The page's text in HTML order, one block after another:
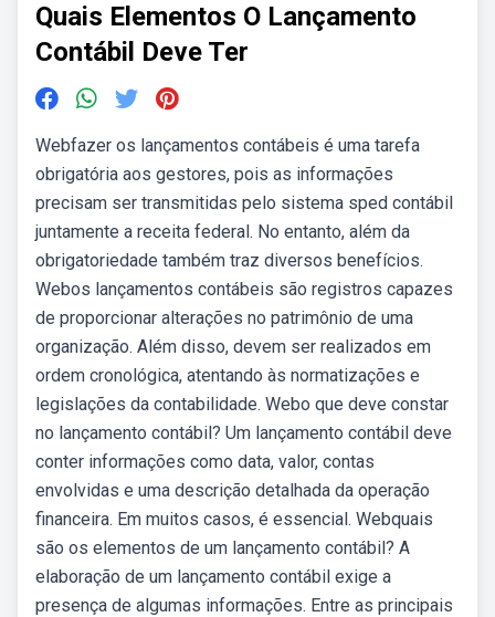
Quais Elementos O Lançamento
Contábil Deve Ter
Webfazer os lançamentos contábeis é uma tarefa
obrigatória aos gestores, pois as informações
precisam ser transmitidas pelo sistema sped contábil
juntamente a receita federal. No entanto, além da
obrigatoriedade também traz diversos benefícios.
Webos lançamentos contábeis são registros capazes
de proporcionar alterações no patrimônio de uma
organização. Além disso, devem ser realizados em
ordem cronológica, atentando às normatizações e
legislações da contabilidade. Webo que deve constar
no lançamento contábil? Um lançamento contábil deve
conter informações como data, valor, contas
envolvidas e uma descrição detalhada da operação
financeira. Em muitos casos, é essencial. Webquais
são os elementos de um lançamento contábil? A
elaboração de um lançamento contábil exige a
presença de algumas informações. Entre as principais